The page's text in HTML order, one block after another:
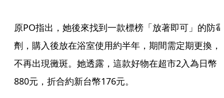
原PO指出，她後來找到一款標榜「放著即可」的防霉
劑，購入後放在浴室使用約半年，期間需定期更換，
不再出現黴斑。她透露，這款好物在超市2入為日幣
880元，折合約新台幣176元。